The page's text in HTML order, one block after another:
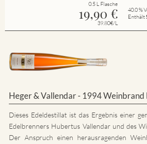
0.5 L Flasche
19,90 €
39.80€/L
40.0 %
Enthält
Heger & Vallendar - 1994 Weinbrand
Dieses Edeldestillat ist das Ergebnis einer
Edelbrenners Hubertus Vallendar und des
Der Anspruch einen herausragenden